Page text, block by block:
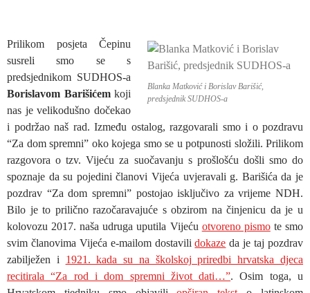
Blanka Matković i Borislav Barišić,
predsjednik SUDHOS-a
Prilikom posjeta Čepinu
susreli smo se s
predsjednikom SUDHOS-a
Borislavom Barišićemkoji
nas je velikodušno dočekao
i podržao naš rad. Između ostalog, razgovarali smo i o pozdravu
“Za dom spremni” oko kojega smo se u potpunosti složili. Prilikom
razgovora o tzv. Vijeću za suočavanju s prošlošću došli smo do
spoznaje da su pojedini članovi Vijeća uvjeravali g. Barišića da je
pozdrav “Za dom spremni” postojao isključivo za vrijeme NDH.
Bilo je to prilično razočaravajuće sobzirom na činjenicu da je u
kolovozu 2017. naša udruga uputila Vijeću otvoreno pismote smo
svim članovima Vijeća e-mailom dostavilidokaze da je taj pozdrav
zabilježen i 1921. kada su na školskoj priredbi hrvatska djeca
recitirala “Za rod i dom spremni život dati…”. Osim toga, u